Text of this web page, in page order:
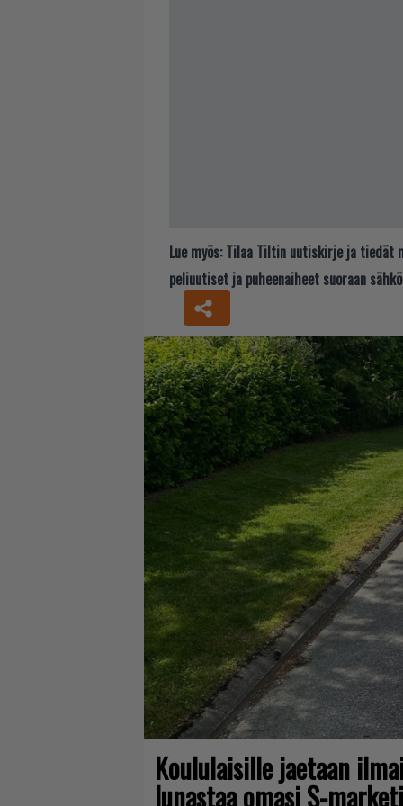
Lue myös: Tilaa Tiltin uutiskirje ja tiedät
peliuutiset ja puheenaiheet suoraan
Koululaisille jaetaan
lunastaa omasi S-